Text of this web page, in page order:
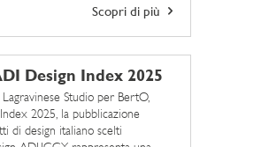
Scopri di più
Design Index 2025
Studio per BertO,
2025, la pubblicazione
di design italiano scelti